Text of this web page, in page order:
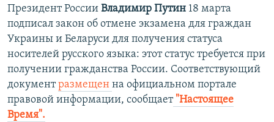
Президент России Владимир Путин 18 марта
подписал закон об отмене экзамена для граждан
Украины и Беларуси для получения статуса
носителей русского языка: этот статус требуется при
получении гражданства России. Соответствующий
документразмещен на официальном портале
правовой информации, сообщает"Настоящее
Время".